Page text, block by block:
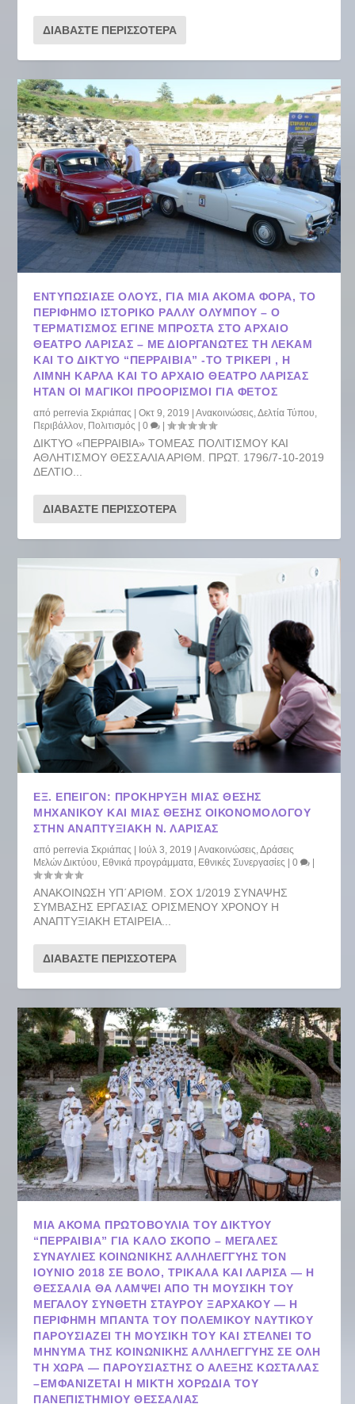
ΔΙΑΒΆΣΤΕ ΠΕΡΙΣΣΌΤΕΡΑ
ΕΝΤΥΠΩΣΊΑΣΕ ΌΛΟΥΣ, ΓΙΑ ΜΙΑ ΑΚΌΜΑ ΦΟΡΆ, ΤΟ
ΠΕΡΊΦΗΜΟ ΙΣΤΟΡΙΚΌ ΡΆΛΛΥ ΟΛΎΜΠΟΥ – Ο
ΤΕΡΜΑΤΙΣΜΌΣ ΈΓΙΝΕ ΜΠΡΟΣΤΆ ΣΤΟ ΑΡΧΑΊΟ
ΘΈΑΤΡΟ ΛΆΡΙΣΑΣ – ΜΕ ΔΙΟΡΓΑΝΩΤΈΣ ΤΗ ΛΕΚΑΜ
ΚΑΙ ΤΟ ΔΊΚΤΥΟ “ΠΕΡΡΑΙΒΙΑ” -ΤΟ ΤΡΊΚΕΡΙ , Η
ΛΊΜΝΗ ΚΆΡΛΑ ΚΑΙ ΤΟ ΑΡΧΑΊΟ ΘΈΑΤΡΟ ΛΆΡΙΣΑΣ
ΉΤΑΝ ΟΙ ΜΑΓΙΚΟΊ ΠΡΟΟΡΙΣΜΟΊ ΓΙΑ ΦΈΤΟΣ
απόperrevia Σκριάπας |Οκτ 9, 2019 |Ανακοινώσεις,Δελτία Τύπου,
Περιβάλλον, Πολιτισμός |0 |
ΔΙΚΤΥΟ «ΠΕΡΡΑΙΒΙΑ» ΤΟΜΕΑΣ ΠΟΛΙΤΙΣΜΟΥ ΚΑΙ
ΑΘΛΗΤΙΣΜΟΥ ΘΕΣΣΑΛΙΑ ΑΡΙΘΜ. ΠΡΩΤ. 1796/7-10-2019
ΔΕΛΤΙΟ...
ΔΙΑΒΆΣΤΕ ΠΕΡΙΣΣΌΤΕΡΑ
ΕΞ. ΕΠΕΙΓΟΝ: ΠΡΟΚΗΡΥΞΗ ΜΙΑΣ ΘΕΣΗΣ
ΜΗΧΑΝΙΚΟΥ ΚΑΙ ΜΙΑΣ ΘΕΣΗΣ ΟΙΚΟΝΟΜΟΛΟΓΟΥ
ΣΤΗΝ ΑΝΑΠΤΥΞΙΑΚΗ Ν. ΛΑΡΙΣΑΣ
απόperrevia Σκριάπας Ιούλ 3, 2019 |Ανακοινώσεις,Δράσεις
Μελών Δικτύου, Εθνικά προγράμματα, Εθνικές Συνεργασίες |0
ΑΝΑΚΟΙΝΩΣΗ ΥΠ΄ΑΡΙΘΜ. ΣΟΧ 1/2019 ΣΥΝΑΨΗΣ
ΣΥΜΒΑΣΗΣ ΕΡΓΑΣΙΑΣ ΟΡΙΣΜΕΝΟΥ ΧΡΟΝΟΥ Η
ΑΝΑΠΤΥΞΙΑΚΗ ΕΤΑΙΡΕΙΑ...
ΔΙΑΒΆΣΤΕ ΠΕΡΙΣΣΌΤΕΡΑ
ΜΙΑ ΑΚΌΜΑ ΠΡΩΤΟΒΟΥΛΊΑ ΤΟΥ ΔΙΚΤΎΟΥ
“ΠΕΡΡΑΙΒΙΑ” ΓΙΑ ΚΑΛΌ ΣΚΟΠΌ – ΜΕΓΆΛΕΣ
ΣΥΝΑΥΛΊΕΣ ΚΟΙΝΩΝΙΚΉΣ ΑΛΛΗΛΕΓΓΎΗΣ ΤΟΝ
ΙΟΎΝΙΟ 2018 ΣΕ ΒΌΛΟ, ΤΡΊΚΑΛΑ ΚΑΙ ΛΆΡΙΣΑ — Η
ΘΕΣΣΑΛΊΑ ΘΑ ΛΆΜΨΕΙ ΑΠΌ ΤΗ ΜΟΥΣΙΚΉ ΤΟΥ
ΜΕΓΆΛΟΥ ΣΥΝΘΈΤΗ ΣΤΑΥΡΟΥ ΞΑΡΧΑΚΟΥ — Η
ΠΕΡΊΦΗΜΗ ΜΠΆΝΤΑ ΤΟΥ ΠΟΛΕΜΙΚΟΎ ΝΑΥΤΙΚΟΎ
ΠΑΡΟΥΣΙΆΖΕΙ ΤΗ ΜΟΥΣΙΚΉ ΤΟΥ ΚΑΙ ΣΤΈΛΝΕΙ ΤΟ
ΜΉΝΥΜΑ ΤΗΣ ΚΟΙΝΩΝΙΚΗΣ ΑΛΛΗΛΕΓΓΥΗΣ ΣΕ ΌΛΗ
ΤΗ ΧΏΡΑ — ΠΑΡΟΥΣΙΑΣΤΉΣ Ο ΑΛΈΞΗΣ ΚΩΣΤΆΛΑΣ
–ΕΜΦΑΝΊΖΕΤΑΙ Η ΜΙΚΤΉ ΧΟΡΩΔΊΑ ΤΟΥ
ΠΑΝΕΠΙΣΤΗΜΊΟΥ ΘΕΣΣΑΛΊΑΣ